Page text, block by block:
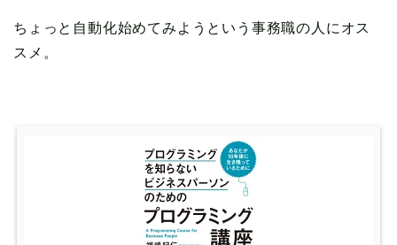
ちょっと自動化始めてみようという事務職の人にオス
スメ。